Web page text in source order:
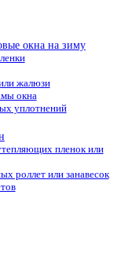
окна на зиму
жалюзи
окна
уплотнений
пленок или
роллет или занавесок